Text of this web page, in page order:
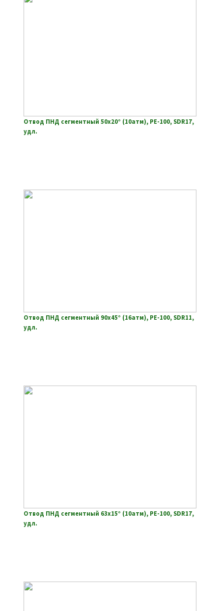
Отвод ПНД сегментный 50х20° (10атм), РЕ-100, SDR17,
удл.
Отвод ПНД сегментный 90х45° (16атм), РЕ-100, SDR11,
удл.
Отвод ПНД сегментный 63х15° (10атм), РЕ-100, SDR17,
удл.